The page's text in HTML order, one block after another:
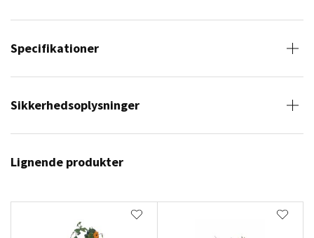
Specifikationer
Sikkerhedsoplysninger
Lignende produkter